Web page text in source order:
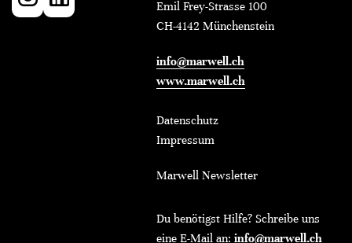
Emil Frey-Strasse 100
CH-4142 Münchenstein
info@marwell.ch
www.marwell.ch
Datenschutz
Impressum
Marwell Newsletter
Du benötigst Hilfe? Schreibe uns
eine E-Mail an: info@marwell.ch